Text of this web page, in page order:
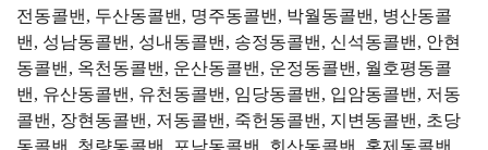
전동콜밴, 두산동콜밴, 명주동콜밴, 박월동콜밴, 병산동콜
밴, 성남동콜밴, 성내동콜밴, 송정동콜밴, 신석동콜밴, 안현
동콜밴, 옥천동콜밴, 운산동콜밴, 운정동콜밴, 월호평동콜
밴, 유산동콜밴, 유천동콜밴, 임당동콜밴, 입암동콜밴, 저동
콜밴, 장현동콜밴, 저동콜밴, 죽헌동콜밴, 지변동콜밴, 초당
동콜밴, 청량동콜밴, 포남동콜밴, 회산동콜밴, 홍제동콜밴,